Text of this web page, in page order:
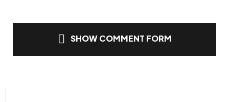
SHOW COMMENT FORM